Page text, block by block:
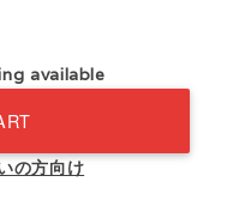
available
の方向け